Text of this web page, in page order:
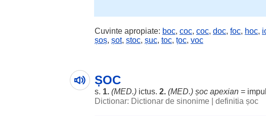
Cuvinte apropiate: boc, coc, coc, doc, foc, hoc,
șoș, șot, ștoc, șuc, toc, țoc, voc
ȘOC
s. 1. (MED.) ictus. 2. (MED.) șoc apexian =
Dictionar: Dictionar de sinonime
definitia șoc